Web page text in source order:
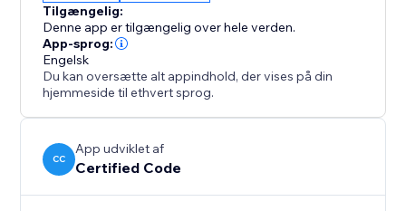
Tilgængelig:
Denne app er tilgængelig over hele verden.
App-sprog:
Engelsk
Du kan oversætte alt appindhold, der vises på din
hjemmeside til ethvert sprog.
CC
App udviklet af
Certified Code